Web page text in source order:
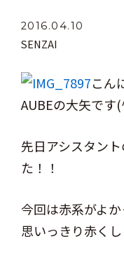
2016.04.10
SENZAI
こん
AUBEの大矢です
先日アシスタン
た！！
今回は赤系がよ
思いっきり赤く